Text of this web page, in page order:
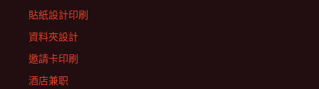
貼紙設計印刷
資料夾設計
邀請卡印刷
酒店兼职